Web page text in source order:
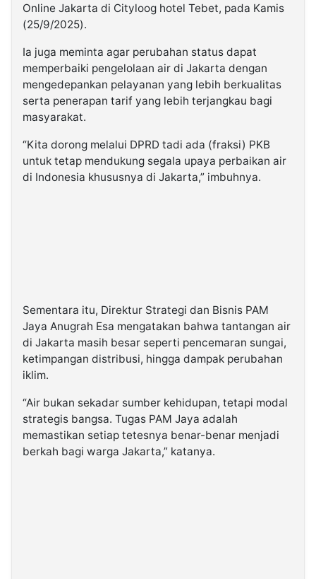
Online Jakarta di Cityloog hotel Tebet, pada Kamis
(25/9/2025).
Ia juga meminta agar perubahan status dapat
memperbaiki pengelolaan air di Jakarta dengan
mengedepankan pelayanan yang lebih berkualitas
serta penerapan tarif yang lebih terjangkau bagi
masyarakat.
“Kita dorong melalui DPRD tadi ada (fraksi) PKB
untuk tetap mendukung segala upaya perbaikan air
di Indonesia khususnya di Jakarta,” imbuhnya.
Sementara itu, Direktur Strategi dan Bisnis PAM
Jaya Anugrah Esa mengatakan bahwa tantangan air
di Jakarta masih besar seperti pencemaran sungai,
ketimpangan distribusi, hingga dampak perubahan
iklim.
“Air bukan sekadar sumber kehidupan, tetapi modal
strategis bangsa. Tugas PAM Jaya adalah
memastikan setiap tetesnya benar-benar menjadi
berkah bagi warga Jakarta,” katanya.